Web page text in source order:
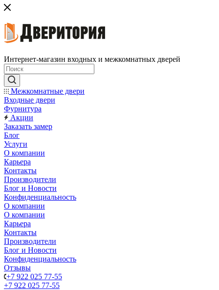
Интернет-магазин входных и межкомнатных дверей
Межкомнатные двери
Входные двери
Фурнитура
Акции
Заказать замер
Блог
Услуги
О компании
Карьера
Контакты
Производители
Блог и Новости
Конфиденциальность
О компании
О компании
Карьера
Контакты
Производители
Блог и Новости
Конфиденциальность
Отзывы
+7 922 025 77-55
+7 922 025 77-55